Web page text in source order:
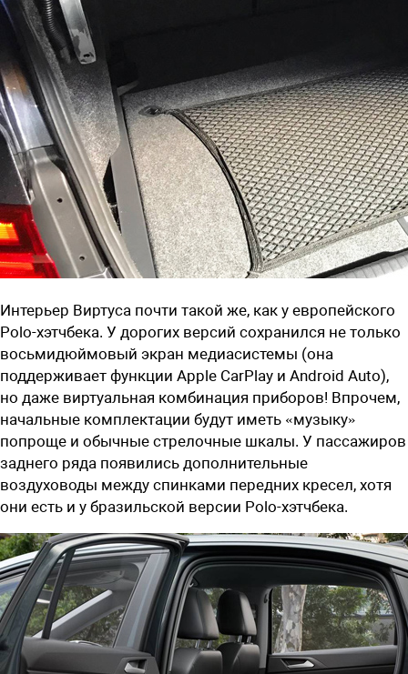
Интерьер Виртуса почти такой же, как у европейского
Polo-хэтчбека. У дорогих версий сохранился не только
восьмидюймовый экран медиасистемы (она
поддерживает функции Apple CarPlay и Android Auto),
но даже виртуальная комбинация приборов! Впрочем,
начальные комплектации будут иметь «музыку»
попроще и обычные стрелочные шкалы. У пассажиров
заднего ряда появились дополнительные
воздуховоды между спинками передних кресел, хотя
они есть и у бразильской версии Polo-хэтчбека.